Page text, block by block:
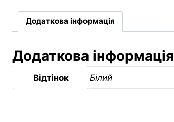
Додаткова інформація
Додаткова інформація
Відтінок Білий